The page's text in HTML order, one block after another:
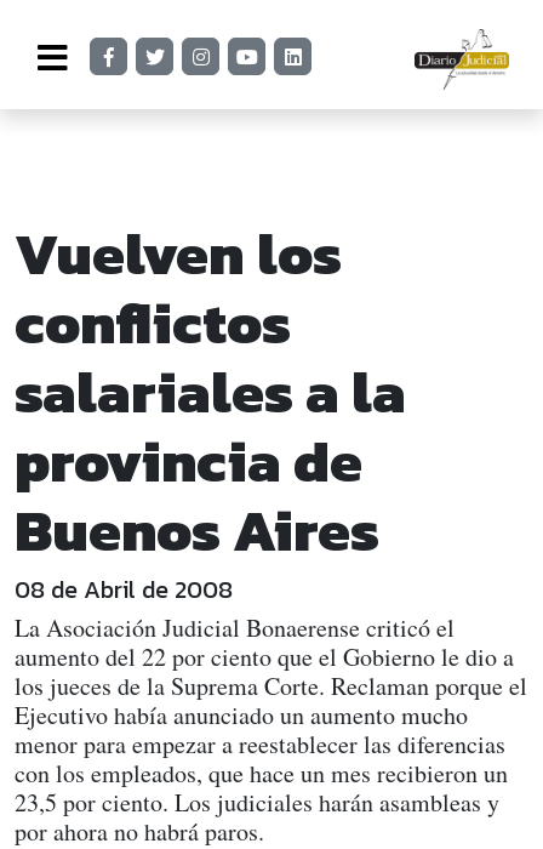
Vuelven los
conflictos
salariales a la
provincia de
Buenos Aires
08 de Abril de 2008
La Asociación Judicial Bonaerense criticó el
aumento del 22 por ciento que el Gobierno le dio a
los jueces de la Suprema Corte. Reclaman porque el
Ejecutivo había anunciado un aumento mucho
menor para empezar a reestablecer las diferencias
con los empleados, que hace un mes recibieron un
23,5 por ciento. Los judiciales harán asambleas y
por ahora no habrá paros.